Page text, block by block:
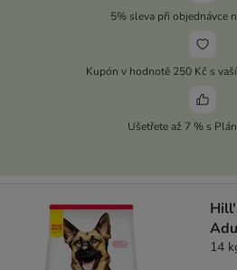
5% sleva při objednávce
Kupón v hodnotě 250 Kč s
Ušetřete až 7 % s
14